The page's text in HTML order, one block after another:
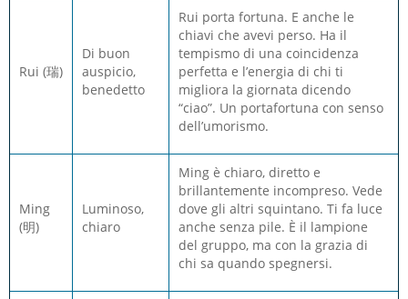
Rui (瑞)
Di buon
auspicio,
benedetto
Rui porta fortuna. E anche le
chiavi che avevi perso. Ha il
tempismo di una coincidenza
perfetta e l’energia di chi ti
migliora la giornata dicendo
“ciao”. Un portafortuna con senso
dell’umorismo.
Ming
(明)
Luminoso,
chiaro
Ming è chiaro, diretto e
brillantemente incompreso. Vede
dove gli altri squintano. Ti fa luce
anche senza pile. È il lampione
del gruppo, ma con la grazia di
chi sa quando spegnersi.